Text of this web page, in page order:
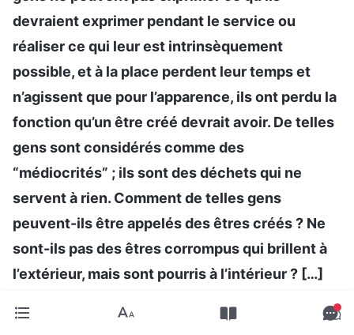
devraient exprimer pendant le service ou
réaliser ce qui leur est intrinsèquement
possible, et à la place perdent leur temps et
n’agissent que pour l’apparence, ils ont perdu la
fonction qu’un être créé devrait avoir. De telles
gens sont considérés comme des
“médiocrités” ; ils sont des déchets qui ne
servent à rien. Comment de telles gens
peuvent-ils être appelés des êtres créés ? Ne
sont-ils pas des êtres corrompus qui brillent à
l’extérieur, mais sont pourris à l’intérieur ? […]
elles être dignes ? Se pourrait-il que ce